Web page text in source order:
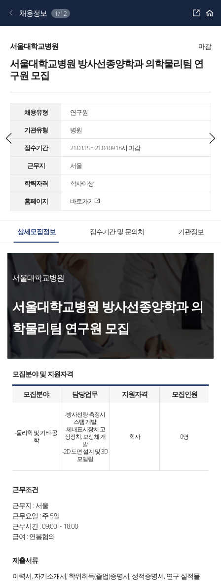
채용정보 1/12 공
하
홈
서울대학교병원 마감
서울대학교병원 방사선종양학과 의학물리팀 연
구원 모집
채용유형
연구원
기관유형
병원
접수기간
21.03.15 ~ 21.04.09 18시 마감
근무지
서울
학력자격
학사이상
홈페이지
바로가기
상세모집정보 접수기간 및 문의처 기관정보
서울대학교병원
서울대학교병원 방사선종양학과 의
학물리팀 연구원 모집
모집분야 및 지원자격
모집분야 담당업무 지원자격 모집인원
-물리학 및 기타 공
학
-방사선량 측정시
스템 개발
-체내표시장치 고
정장치, 보상체 개
발
-2D 도면 설계 및 3D
모델링
학사 0명
근무조건
근무지 : 서울
근무요일 : 주 5일
근무시간 : 09:00 ~ 18:00
급여 : 연봉협의
제출서류
이력서, 자기소개서, 학위취득(졸업)증명서, 성적증명서, 연구 실적물